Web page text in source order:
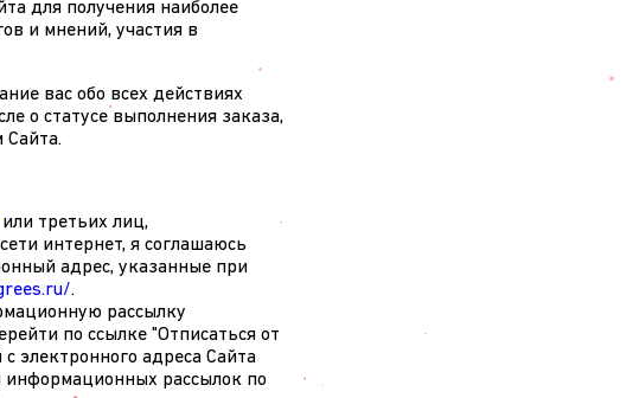
для получения наиболее
и мнений, участия в
вас обо всех действиях
о статусе выполнения заказа,
Сайта.
или третьих лиц,
интернет, я соглашаюсь
адрес, указанные при
.
рассылку
по ссылке "Отписаться от
электронного адреса Сайта
информационных рассылок по